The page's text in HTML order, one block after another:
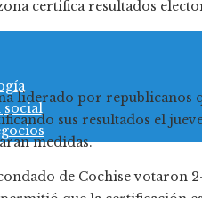
social
certifica resultados
liderado por republicanos
sus resultados el
medidas.
de Cochise votaron